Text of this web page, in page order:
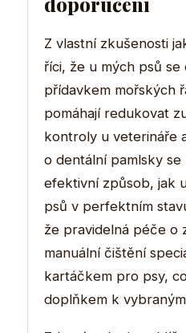
Z vlastní zkušenosti
říci, že u mých psů
přídavkem mořských
pomáhají redukovat
kontroly u veterináře
o dentální pamlsky se
efektivní způsob, jak
psů v perfektním
že pravidelná péče o
manuální čištění
kartáčkem pro psy,
doplňkem k